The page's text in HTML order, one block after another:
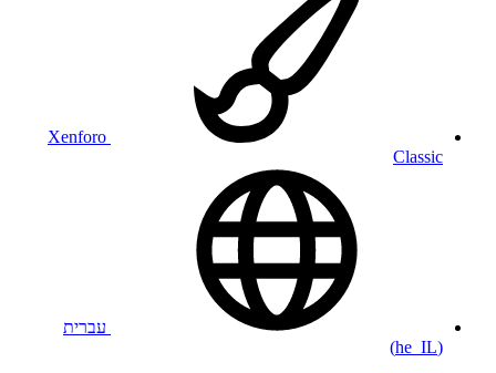
Xenforo
Classic
עברית
(he_IL)